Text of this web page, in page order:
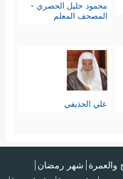
محمود خليل الحصري -
المصحف المعلم
علي الحذيفي
والعمرة شهر رمضان